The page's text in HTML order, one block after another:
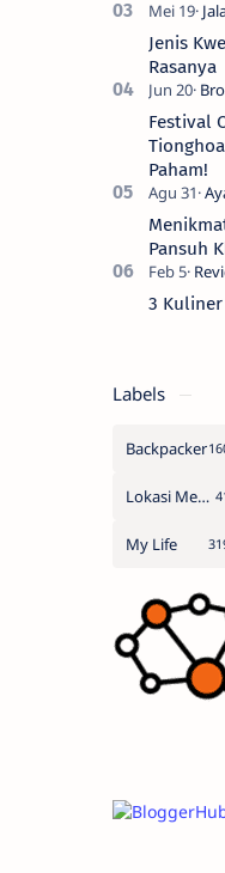
Jenis
Rasanya
Festival
Paham!
Pansuh
3
Labels
Backpacker
Lokasi Menginap
My Life